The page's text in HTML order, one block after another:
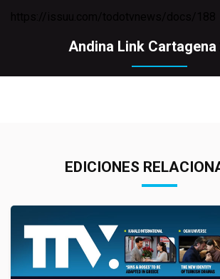
Andina Link Cartagena
EDICIONES